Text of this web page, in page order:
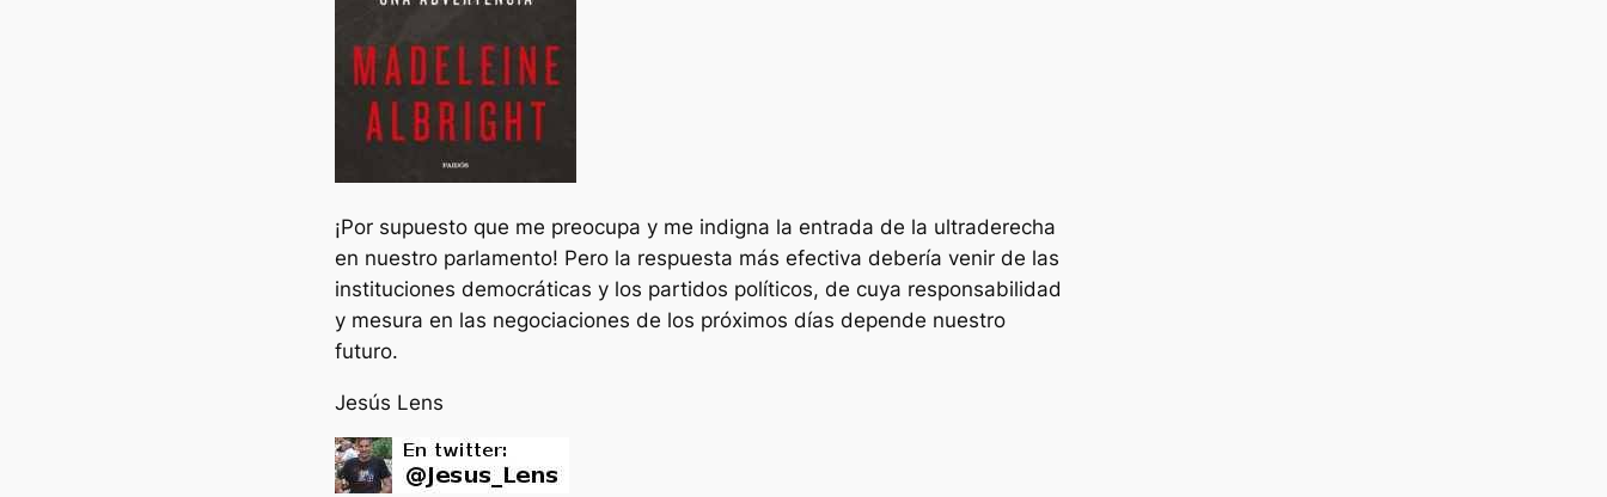
¡Por supuesto que me preocupa y me indigna la entrada de la ultraderecha
en nuestro parlamento! Pero la respuesta más efectiva debería venir de las
instituciones democráticas y los partidos políticos, de cuya responsabilidad
y mesura en las negociaciones de los próximos días depende nuestro
futuro.
Jesús Lens